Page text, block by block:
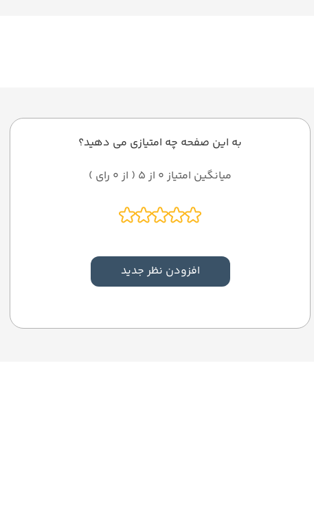
به این صفحه چه امتیازی می دهید؟
میانگین امتیاز 0 از 5 ( از 0 رای )
افزودن نظر جدید